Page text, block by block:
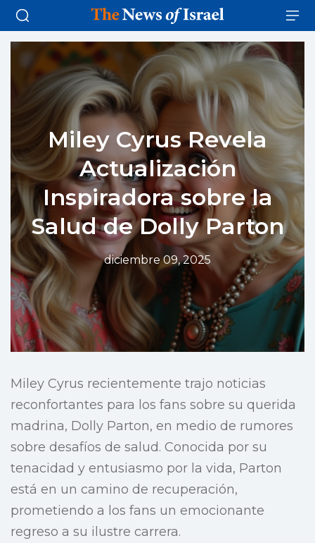
Miley Cyrus Revela
Actualización
Inspiradora sobre la
Salud de Dolly Parton
diciembre 09, 2025
Miley Cyrus recientemente trajo noticias
reconfortantes para los fans sobre su querida
madrina, Dolly Parton, en medio de rumores
sobre desafíos de salud. Conocida por su
tenacidad y entusiasmo por la vida, Parton
está en un camino de recuperación,
prometiendo a los fans un emocionante
regreso a su ilustre carrera.